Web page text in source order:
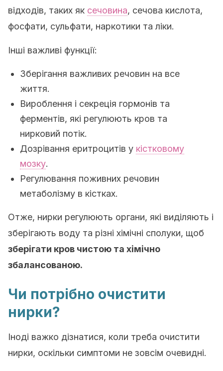
відходів, таких як сечовина, сечова кислота,
фосфати, сульфати, наркотики та ліки.
Інші важливі функції:
Зберігання важливих речовин на все
життя.
Вироблення і секреція гормонів та
ферментів, які регулюють кров та
нирковий потік.
Дозрівання еритроцитів у кістковому
мозку.
Регулювання поживних речовин
метаболізму в кістках.
Отже, нирки регулюють органи, які виділяють і
зберігають воду та різні хімічні сполуки, щоб
зберігати кров чистою та хімічно
збалансованою.
Чи потрібно очистити
нирки?
Іноді важко дізнатися, коли треба очистити
нирки, оскільки симптоми не зовсім очевидні.